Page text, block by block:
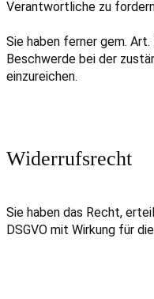
Verantwortliche zu
Sie haben ferner gem.
Beschwerde bei der
einzureichen.
Widerrufsrecht
Sie haben das Recht,
DSGVO mit Wirkung für